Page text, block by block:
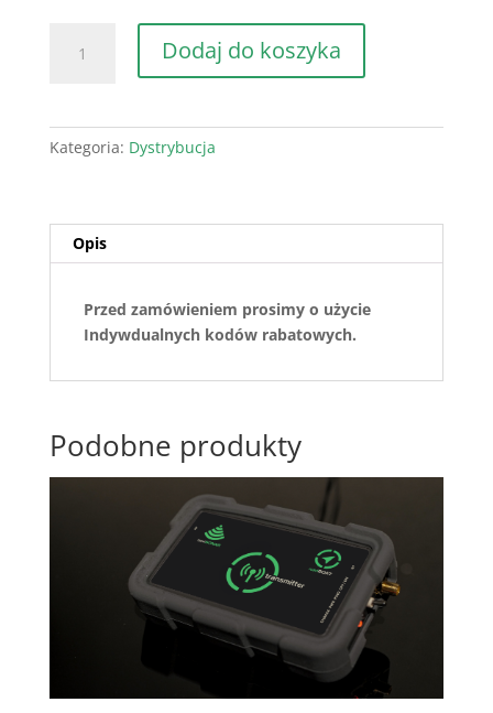
naviBOAT+naviSONAR
Partner
Dodaj do koszyka
Kategoria: Dystrybucja
Opis
Przed zamówieniem prosimy o użycie
Indywdualnych kodów rabatowych.
Podobne produkty